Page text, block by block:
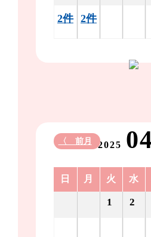
2件 2件
2025
〈 前月
日 月 火 水
1 2